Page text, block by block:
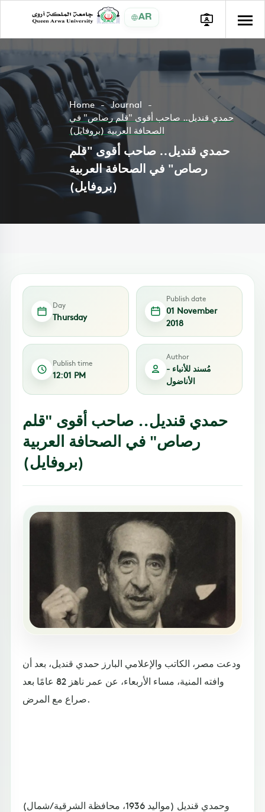
AR
Home
Journal
حمدي قنديل.. صاحب أقوى "قلم رصاص" في
الصحافة العربية (بروفايل)
حمدي قنديل.. صاحب أقوى "قلم
رصاص" في الصحافة العربية
(بروفايل)
Day
Thursday
Publish date
01 November
2018
Publish time
12:01 PM
Author
مُسند للأنباء -
الأناضول
حمدي قنديل.. صاحب أقوى "قلم
رصاص" في الصحافة العربية
(بروفايل)
ودعت مصر، الكاتب والإعلامي البارز حمدي قنديل، بعد أن
وافته المنية، مساء الأربعاء، عن عمر ناهز 82 عامًا بعد
صراع مع المرض.
وحمدي قنديل (مواليد 1936، محافظة الشرقية/شمال)